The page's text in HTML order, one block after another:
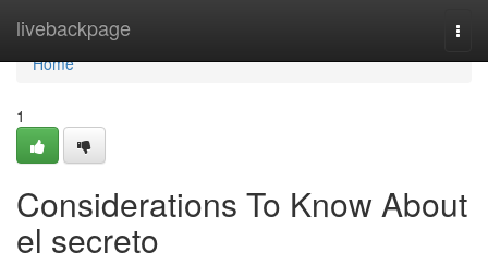
livebackpage
Home
Home
1
Considerations To Know About
el secreto